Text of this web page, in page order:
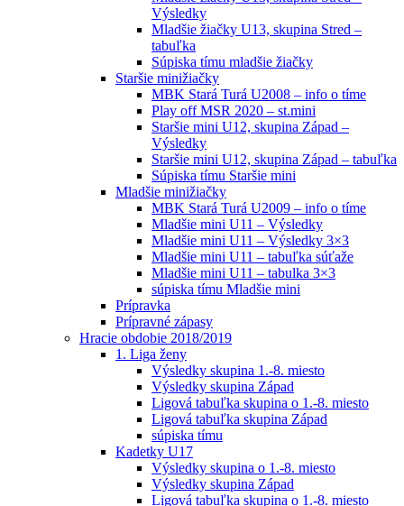
Výsledky
Mladšie žiačky U13, skupina Stred –
tabuľka
Súpiska tímu mladšie žiačky
Staršie minižiačky
MBK Stará Turá U2008 – info o tíme
Play off MSR 2020 – st.mini
Staršie mini U12, skupina Západ –
Výsledky
Staršie mini U12, skupina Západ – tabuľka
Súpiska tímu Staršie mini
Mladšie minižiačky
MBK Stará Turá U2009 – info o tíme
Mladšie mini U11 – Výsledky
Mladšie mini U11 – Výsledky 3×3
Mladšie mini U11 – tabuľka súťaže
Mladšie mini U11 – tabulka 3×3
súpiska tímu Mladšie mini
Prípravka
Prípravné zápasy
Hracie obdobie 2018/2019
1. Liga ženy
Výsledky skupina 1.-8. miesto
Výsledky skupina Západ
Ligová tabuľka skupina o 1.-8. miesto
Ligová tabuľka skupina Západ
súpiska tímu
Kadetky U17
Výsledky skupina o 1.-8. miesto
Výsledky skupina Západ
Ligová tabuľka skupina o 1.-8. miesto